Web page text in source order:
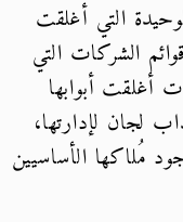
التي أغلقت
الشركات التي
أبوابها
لجان لإدارتها،
مُلاكها الأساسيين